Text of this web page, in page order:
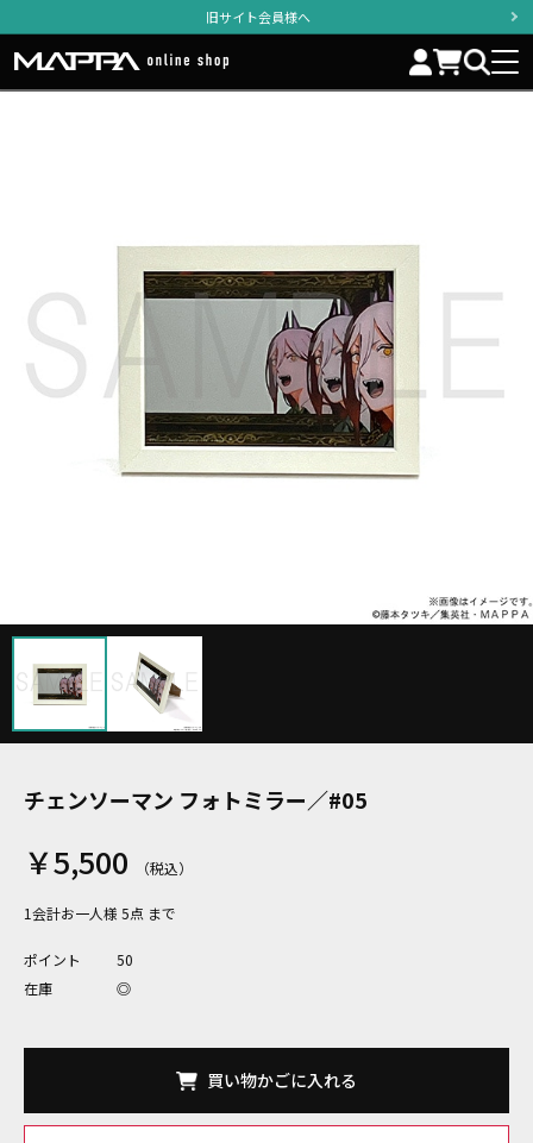
旧サイト会員様へ
チェンソーマン フォトミラー／#05
￥5,500
1会計お一人様 5点 まで
ポイント
50
在庫
◎
買い物かごに入れる